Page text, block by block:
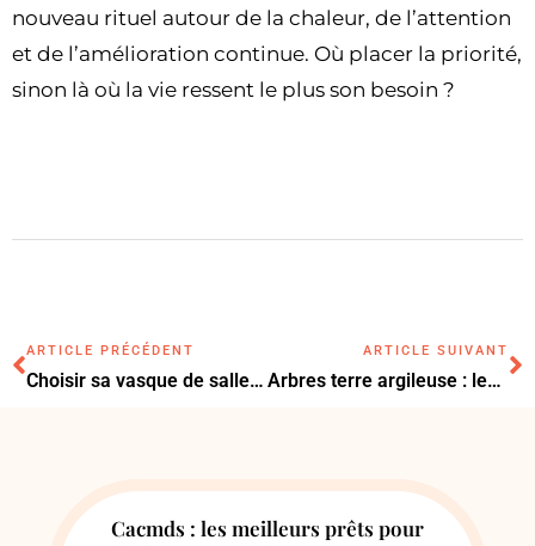
nouveau rituel autour de la chaleur, de l’attention
et de l’amélioration continue. Où placer la priorité,
sinon là où la vie ressent le plus son besoin ?
ARTICLE PRÉCÉDENT
Choisir sa vasque de salle de bain : les 7 critères pour éviter les erreurs
ARTICLE SUIVANT
Arbres terre argileuse : les 10 variétés à privilégier pour votre jardin
Cacmds : les meilleurs prêts pour